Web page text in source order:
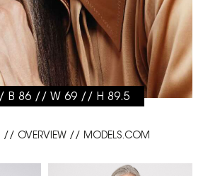
B 86 // W 69 // H 89.5
// OVERVIEW// MODELS.COM